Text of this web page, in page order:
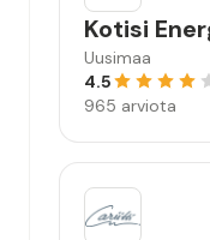
Kotisi
Uusimaa
4.5
965 arviota